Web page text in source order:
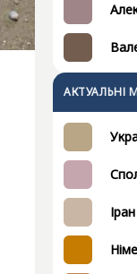
АКТУАЛЬНІ
Іран